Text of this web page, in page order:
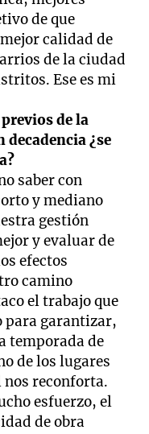
de que
calidad de
de la ciudad
Ese es mi
de la
decadencia ¿se
saber con
y mediano
gestión
y evaluar de
efectos
camino
el trabajo que
para garantizar,
temporada de
de los lugares
nos reconforta.
esfuerzo, el
de obra